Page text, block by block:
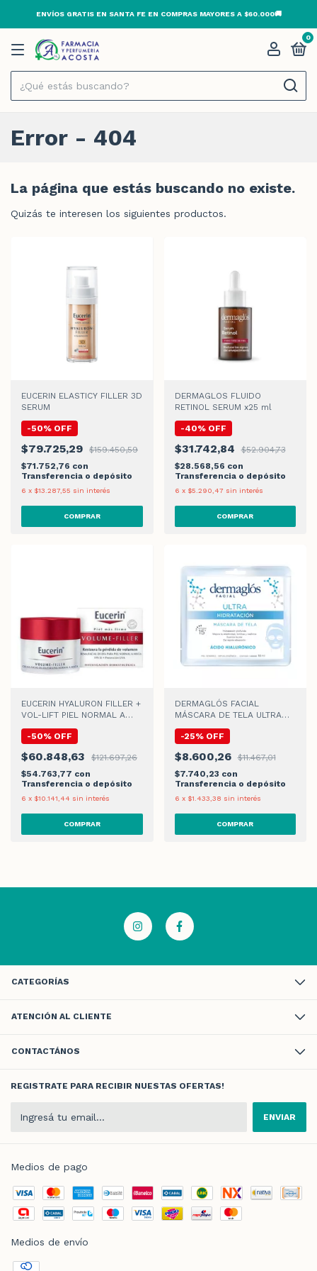
ENVÍOS GRATIS EN SANTA FE EN COMPRAS MAYORES A $60.000🚚
0
Error - 404
La página que estás buscando no existe.
Quizás te interesen los siguientes productos.
EUCERIN ELASTICY FILLER 3D
SERUM
-50% OFF
$79.725,29
$159.450,59
$71.752,76 con
Transferencia o depósito
6 x $13.287,55 sin interés
DERMAGLOS FLUIDO
RETINOL SERUM x25 ml
-40% OFF
$31.742,84
$52.904,73
$28.568,56 con
Transferencia o depósito
6 x $5.290,47 sin interés
EUCERIN HYALURON FILLER +
VOL-LIFT PIEL NORMAL A
-50% OFF
$60.848,63
$121.697,26
$54.763,77 con
Transferencia o depósito
6 x $10.141,44 sin interés
DERMAGLÓS FACIAL
MÁSCARA DE TELA ULTRA
-25% OFF
$8.600,26
$11.467,01
$7.740,23 con
Transferencia o depósito
6 x $1.433,38 sin interés
CATEGORÍAS
ATENCIÓN AL CLIENTE
CONTACTÁNOS
REGISTRATE PARA RECIBIR NUESTAS OFERTAS!
Medios de pago
Medios de envío